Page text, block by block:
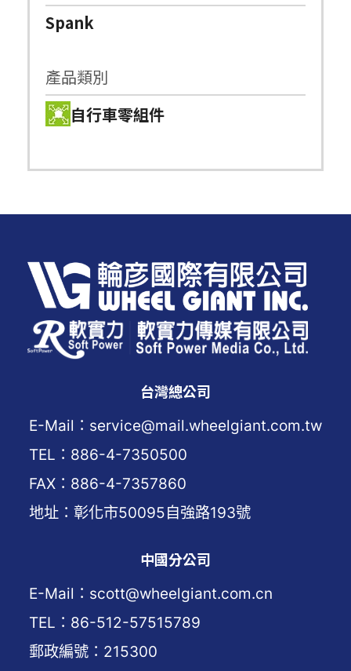
Spank
產品類別
自行車零組件
台灣總公司
E-Mail：service@mail.wheelgiant.com.tw
TEL：886-4-7350500
FAX：886-4-7357860
地址：彰化市50095自強路193號
中國分公司
E-Mail：scott@wheelgiant.com.cn
TEL：86-512-57515789
郵政編號：215300